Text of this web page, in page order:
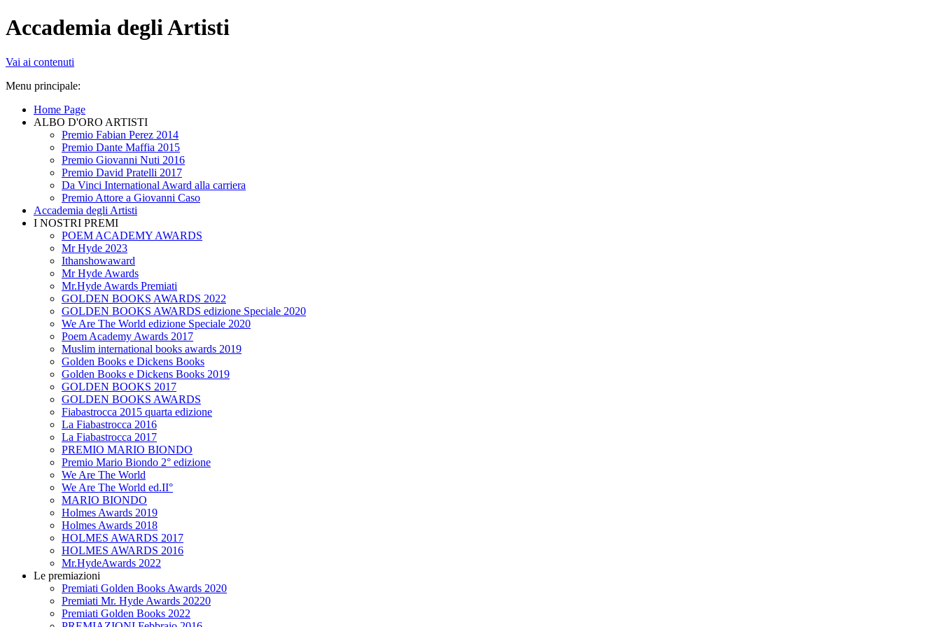
Accademia degli Artisti
Vai ai contenuti
Menu principale:
Home Page
ALBO D'ORO ARTISTI
Premio Fabian Perez 2014
Premio Dante Maffia 2015
Premio Giovanni Nuti 2016
Premio David Pratelli 2017
Da Vinci International Award alla carriera
Premio Attore a Giovanni Caso
Accademia degli Artisti
I NOSTRI PREMI
POEM ACADEMY AWARDS
Mr Hyde 2023
Ithanshowaward
Mr Hyde Awards
Mr.Hyde Awards Premiati
GOLDEN BOOKS AWARDS 2022
GOLDEN BOOKS AWARDS edizione Speciale 2020
We Are The World edizione Speciale 2020
Poem Academy Awards 2017
Muslim international books awards 2019
Golden Books e Dickens Books
Golden Books e Dickens Books 2019
GOLDEN BOOKS 2017
GOLDEN BOOKS AWARDS
Fiabastrocca 2015 quarta edizione
La Fiabastrocca 2016
La Fiabastrocca 2017
PREMIO MARIO BIONDO
Premio Mario Biondo 2° edizione
We Are The World
We Are The World ed.II°
MARIO BIONDO
Holmes Awards 2019
Holmes Awards 2018
HOLMES AWARDS 2017
HOLMES AWARDS 2016
Mr.HydeAwards 2022
Le premiazioni
Premiati Golden Books Awards 2020
Premiati Mr. Hyde Awards 20220
Premiati Golden Books 2022